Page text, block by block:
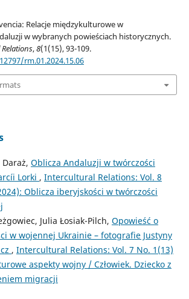
Relacje międzykulturowe w
w wybranych powieściach historycznych.
,8(1(15), 93-109.
rm.01.2024.15.06
Oblicza Andaluzji w twórczości
Lorki , Intercultural Relations: Vol. 8
Oblicza iberyjskości w twórczości
Julia Łosiak-Pilch, Opowieść o
w wojennej Ukrainie – fotografie Justyny
, Intercultural Relations: Vol. 7 No. 1(13)
aspekty wojny / Człowiek. Dziecko z
migracji